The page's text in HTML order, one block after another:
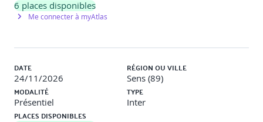
6 places disponibles
Me connecter à myAtlas
DATE
24/11/2026
RÉGION OU VILLE
Sens (89)
MODALITÉ
Présentiel
TYPE
Inter
PLACES DISPONIBLES